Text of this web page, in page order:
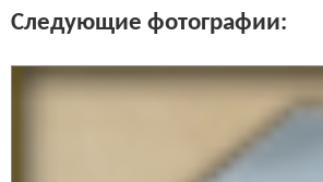
Следующие фотографии: